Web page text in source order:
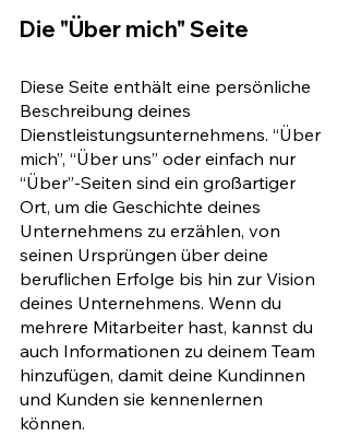
Die "Über mich" Seite
Diese Seite enthält eine persönliche
Beschreibung deines
Dienstleistungsunternehmens. “Über
mich”, “Über uns” oder einfach nur
“Über”-Seiten sind ein großartiger
Ort, um die Geschichte deines
Unternehmens zu erzählen, von
seinen Ursprüngen über deine
beruflichen Erfolge bis hin zur Vision
deines Unternehmens. Wenn du
mehrere Mitarbeiter hast, kannst du
auch Informationen zu deinem Team
hinzufügen, damit deine Kundinnen
und Kunden sie kennenlernen
können.